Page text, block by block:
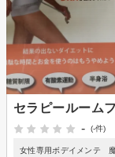
セラピールーム
-
(-件)
女性専用ボデイメンテ